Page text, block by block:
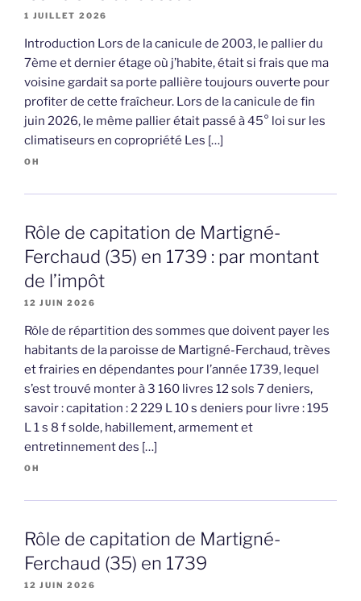
1 JUILLET 2026
Introduction Lors de la canicule de 2003, le pallier du
7ème et dernier étage où j’habite, était si frais que ma
voisine gardait sa porte pallière toujours ouverte pour
profiter de cette fraîcheur. Lors de la canicule de fin
juin 2026, le même pallier était passé à 45° loi sur les
climatiseurs en copropriété Les […]
OH
Rôle de capitation de Martigné-
Ferchaud (35) en 1739 : par montant
de l’impôt
12 JUIN 2026
Rôle de répartition des sommes que doivent payer les
habitants de la paroisse de Martigné-Ferchaud, trèves
et frairies en dépendantes pour l’année 1739, lequel
s’est trouvé monter à 3 160 livres 12 sols 7 deniers,
savoir : capitation : 2 229 L 10 s deniers pour livre : 195
L 1 s 8 f solde, habillement, armement et
entretinnement des […]
OH
Rôle de capitation de Martigné-
Ferchaud (35) en 1739
12 JUIN 2026